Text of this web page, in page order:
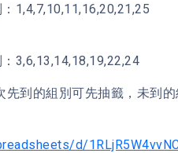
1,4,7,10,11,16,20,21,25
3,6,13,14,18,19,22,24
先到的組別可先抽籤，未到
d/